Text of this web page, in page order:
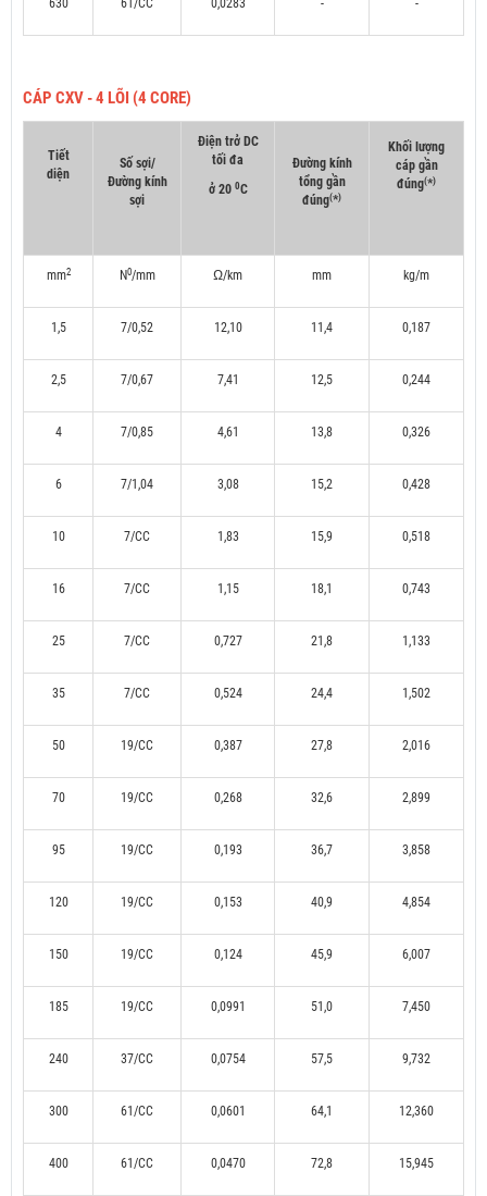
630 61/CC 0,0283 - -
CÁP CXV - 4 LÕI (4 CORE)
Tiết
diện
Số sợi/
Đường kính
sợi
Điện trở DC
tối đa
ở 20 0C
Đường kính
tổng gần
đúng(*)
Khối lượng
cáp gần
đúng(*)
mm2 N0/mm Ω/km mm kg/m
1,5 7/0,52 12,10 11,4 0,187
2,5 7/0,67 7,41 12,5 0,244
4 7/0,85 4,61 13,8 0,326
6 7/1,04 3,08 15,2 0,428
10 7/CC 1,83 15,9 0,518
16 7/CC 1,15 18,1 0,743
25 7/CC 0,727 21,8 1,133
35 7/CC 0,524 24,4 1,502
50 19/CC 0,387 27,8 2,016
70 19/CC 0,268 32,6 2,899
95 19/CC 0,193 36,7 3,858
120 19/CC 0,153 40,9 4,854
150 19/CC 0,124 45,9 6,007
185 19/CC 0,0991 51,0 7,450
240 37/CC 0,0754 57,5 9,732
300 61/CC 0,0601 64,1 12,360
400 61/CC 0,0470 72,8 15,945